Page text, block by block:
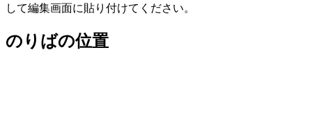
して編集画面に貼り付けてください。
のりばの位置